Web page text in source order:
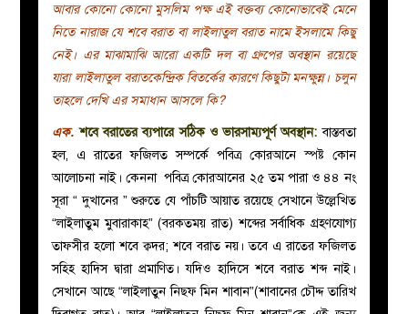
ইসলাহী
মজলিস
প্রশ্ন
করুন
আবার কোনো কোনো মুসলিম পক্ষ এই বক্তব্য কোনোভাবেই মেনে
নিতে নারাজ যে শবে বরাত বা লাইলাতুল বরাত নামে ইসলামে কিছু
নেই। এর মাঝামাঝি আরো একটি দল বা গ্রুপের অবস্থান রয়েছে
যারা লাইলাতুল বরাতকেন্দ্রিক বিতর্কের কারণে কিছুটা মনক্ষুন্ন। চলুন
তাহলে দেখি এর সমাধান আসলে কি?
এক. শবে বরাতের ব্যপারে সঠিক ও ভারসাম্যপূর্ণ অবস্থান: বাস্তবতা
হল, এ রাতের ফজিলত সম্পর্কে পবিত্র কোরআনে স্পষ্ট কোন
আলোচনা নাই। কেননা পবিত্র কোরআনের ২৫ তম পারা ও ৪৪ নং
সূরা “ দুখানের ” শুরুতে যে পাঁচটি আয়াত রয়েছে সেখানে উল্লেখিত
“লাইলাতুম মুবারাকাহ” (বরকতময় রাত) শব্দের সর্বাধিক গ্রহণযোগ্য
তাফসীর হলো শবে ক্বদর; শবে বরাত নয়। তবে এ রাতের ফজিলত
সহিহ হাদিস দ্বারা প্রমাণিত। যদিও হাদিসে শবে বরাত শব্দ নাই।
সেখানে আছে “লাইলাতুন নিছ্ফ মিন শাবান”(শাবানের চৌদ্দ তারিখ